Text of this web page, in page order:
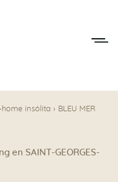
insólita › BLEU MER
en SAINT-GEORGES-